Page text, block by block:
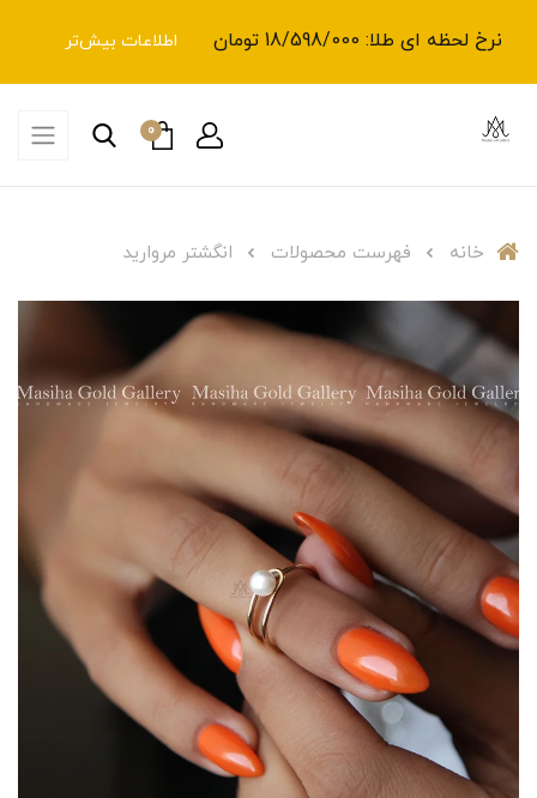
نرخ لحظه ای طلا: 18/598/000 تومان اطلاعات بیش‌تر
0
خانه فهرست محصولات انگشتر مروارید